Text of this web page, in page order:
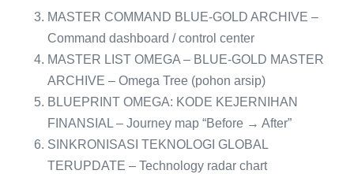
MASTER COMMAND BLUE-GOLD ARCHIVE –
Command dashboard / control center
MASTER LIST OMEGA ‒ BLUE-GOLD MASTER
ARCHIVE – Omega Tree (pohon arsip)
BLUEPRINT OMEGA: KODE KEJERNIHAN
FINANSIAL – Journey map “Before → After”
SINKRONISASI TEKNOLOGI GLOBAL
TERUPDATE – Technology radar chart